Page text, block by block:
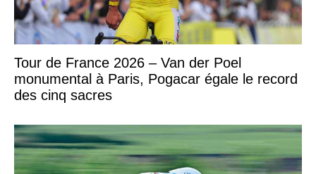
Tour de France 2026 – Van der Poel
monumental à Paris, Pogacar égale le record
des cinq sacres